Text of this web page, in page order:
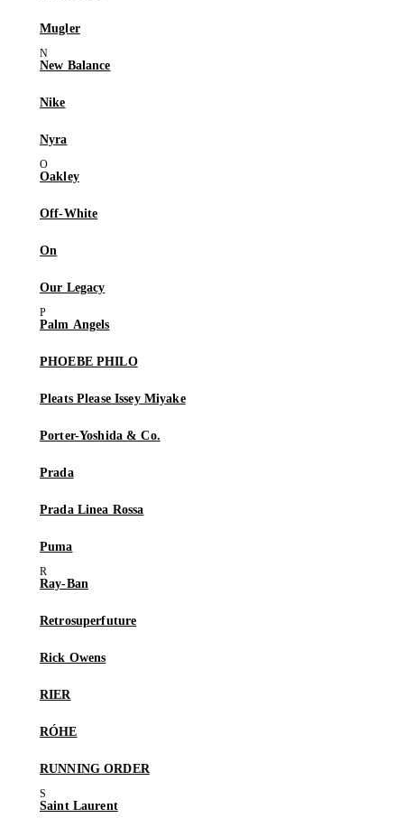
Mugler
New Balance
Nike
Nyra
Oakley
Off-White
On
Our Legacy
Palm Angels
PHOEBE PHILO
Pleats Please Issey Miyake
Porter-Yoshida & Co.
Prada
Prada Linea Rossa
Puma
Ray-Ban
Retrosuperfuture
Rick Owens
RIER
RÓHE
RUNNING ORDER
Saint Laurent